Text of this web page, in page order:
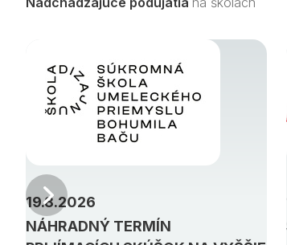
NÁHRADNÝ TERMÍN
19.8.2026Predchádzajúci